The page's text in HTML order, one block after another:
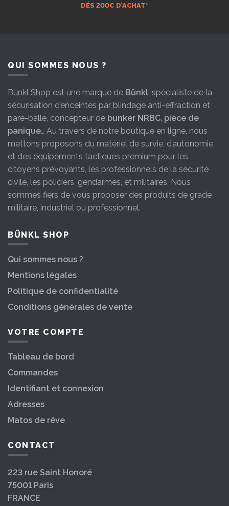
DÉS 200€ D’ACHAT*
QUI SOMMES NOUS ?
Bünkl Shop est une marque de Bünkl, spécialiste de la
sécurisation d’enceintes par blindage anti-effraction et
pare-balle, concepteur de bunker NRBC, pièce de
panique… Au travers de notre boutique en ligne, nous
mettons proposons du matériel de survie, d’autonomie
et des équipements tactiques premium pour les
citoyens prévoyants, les professionnels de la sécurité
civile, les policiers, gendarmes, et militaires. Nous
sommes fiers de vous proposer des produits de grade
militaire, industriel ou professionnel.
BÜNKL SHOP
Qui sommes nous ?
Mentions légales
Politique de confidentialité
Conditions générales de vente
VOTRE COMPTE
Tableau de bord
Commandes
Identifiant et connexion
Adresses
Matos de rêve
CONTACT
223 rue Saint Honoré
75001 Paris
FRANCE